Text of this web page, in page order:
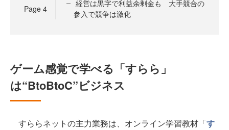
Page 4
経営は黒字で利益余剰金も 大手競合の
参入で競争は激化
ゲーム感覚で学べる「すらら」
は“BtoBtoC”ビジネス
すららネットの主力業務は、オンライン学習教材「す